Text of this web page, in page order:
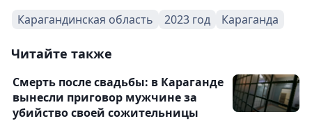
Карагандинская область 2023 год Караганда
Читайте также
Смерть после свадьбы: в Караганде
вынесли приговор мужчине за
убийство своей сожительницы